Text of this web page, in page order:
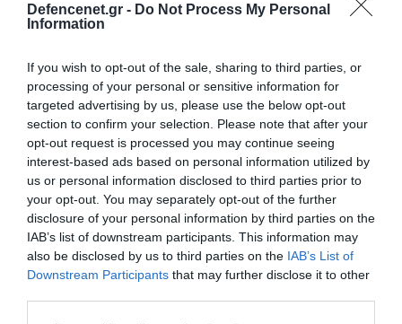
Defencenet.gr - Do Not Process My Personal
Information
If you wish to opt-out of the sale, sharing to third parties, or
processing of your personal or sensitive information for
targeted advertising by us, please use the below opt-out
section to confirm your selection. Please note that after your
opt-out request is processed you may continue seeing
interest-based ads based on personal information utilized by
us or personal information disclosed to third parties prior to
your opt-out. You may separately opt-out of the further
disclosure of your personal information by third parties on the
IAB’s list of downstream participants. This information may
also be disclosed by us to third parties on the IAB’s List of
Downstream Participants that may further disclose it to other
«Η απόλυτη τραγωδία»: Η «αιχμηρή» ανάρτηση
του Αρκά για τα τατουάζ (φωτο)